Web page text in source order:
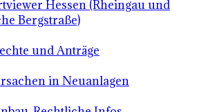
Hessen (Rheingau und
Bergstraße)
und Anträge
in Neuanlagen